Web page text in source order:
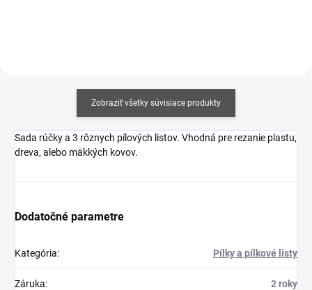
Zobraziť všetky súvisiace produkty
Sada rúčky a 3 rôznych pílových listov. Vhodná pre rezanie plastu,
dreva, alebo mäkkých kovov.
Dodatočné parametre
Kategória: Pílky a pílkové listy
Záruka: 2 roky